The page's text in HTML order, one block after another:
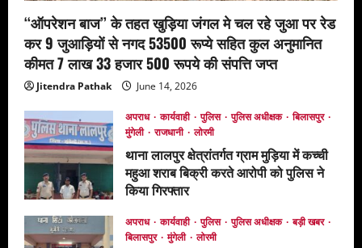
‘‘ऑपरेशन बाज’’ के तहत खुड़िया जंगल मे चल रहे जुआ पर रेड
कर 9 जुआड़ियों से नगद 53500 रूप्ये सहित कुल अनुमानित
कीमत 7 लाख 33 हजार 500 रूपये की संपत्ति जप्त
Jitendra Pathak June 14, 2026
अपराध कार्यवाही पुलिस पुलिस अधीक्षक
बिलासपुर
मुंगेली
राजधानी लोरमी
थाना लालपुर क्षेत्रांतर्गत ग्राम मुड़िया में कच्ची
महुआ शराब बिक्री करते आरोपी को पुलिस ने
किया गिरफ्तार
अपराध कार्यवाही पुलिस पुलिस अधीक्षक
बड़ी खबर
बिलासपुर
मुंगेली लोरमी